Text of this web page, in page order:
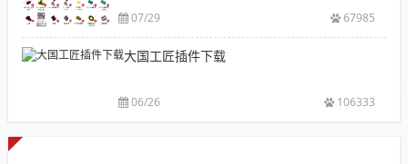
件
库
配
07/29 67985
大国工匠插件下载
06/26 106333